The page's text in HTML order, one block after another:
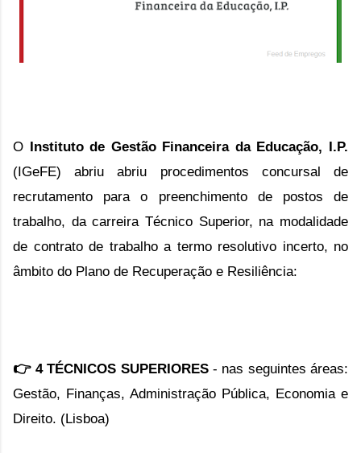
O Instituto de Gestão Financeira da Educação, I.P.
(IGeFE) abriu abriu procedimentos concursal de
recrutamento para o preenchimento de postos de
trabalho, da carreira Técnico Superior, na modalidade
de contrato de trabalho a termo resolutivo incerto, no
âmbito do Plano de Recuperação e Resiliência:
👉 4 TÉCNICOS SUPERIORES- nas seguintes áreas:
Gestão, Finanças, Administração Pública, Economia e
Direito. (Lisboa)